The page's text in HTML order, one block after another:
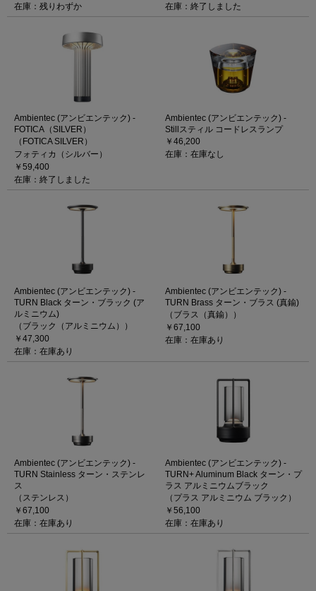
在庫：残りわずか
在庫：終了しました
Ambientec (アンビエンテック) -
FOTICA（SILVER）
（FOTICA SILVER）
フォティカ（シルバー）
￥59,400
在庫：終了しました
Ambientec (アンビエンテック) -
Stillスティル コードレスランプ
￥46,200
在庫：在庫なし
Ambientec (アンビエンテック) -
TURN Black ターン・ブラック (ア
ルミニウム)
（ブラック（アルミニウム））
￥47,300
在庫：在庫あり
Ambientec (アンビエンテック) -
TURN Brass ターン・ブラス (真鍮)
（ブラス（真鍮））
￥67,100
在庫：在庫あり
Ambientec (アンビエンテック) -
TURN Stainless ターン・ステンレ
ス
（ステンレス）
￥67,100
在庫：在庫あり
Ambientec (アンビエンテック) -
TURN+ Aluminum Black ターン・プ
ラス アルミニウムブラック
（プラス アルミニウム ブラック）
￥56,100
在庫：在庫あり